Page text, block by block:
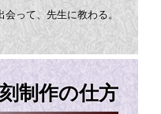
会って、先生に教わる。
制作の仕方